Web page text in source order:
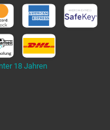
18 Jahren